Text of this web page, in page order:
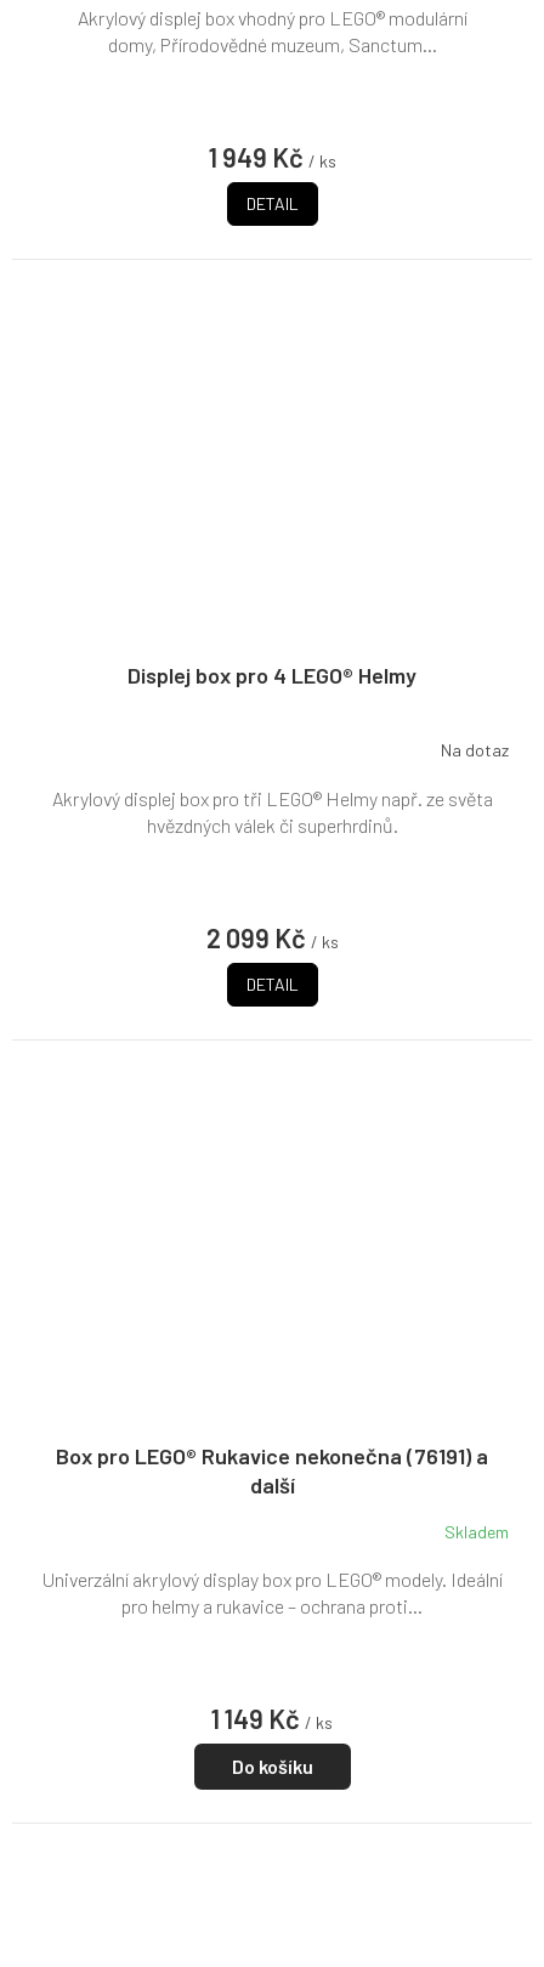
1 949 Kč / ks
DETAIL
Akrylový displej box vhodný pro LEGO® modulární
domy, Přírodovědné muzeum, Sanctum...
Displej box pro 4 LEGO® Helmy
Na dotaz
2 099 Kč / ks
DETAIL
Akrylový displej box pro tři LEGO® Helmy např. ze světa
hvězdných válek či superhrdinů.
Box pro LEGO® Rukavice nekonečna (76191) a
další
Skladem
1 149 Kč / ks
Do košíku
Univerzální akrylový display box pro LEGO® modely. Ideální
pro helmy a rukavice – ochrana proti...